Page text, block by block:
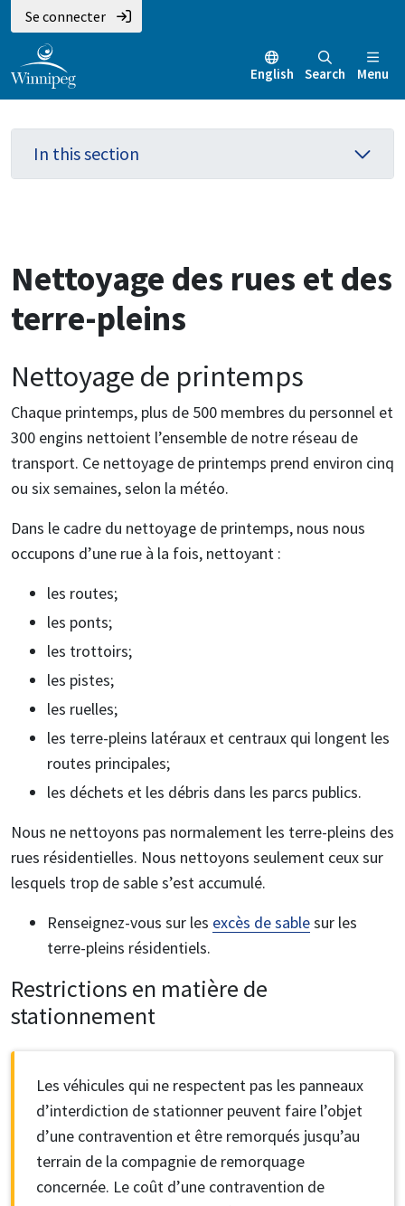
Aller
au
contenu
principal
Skip
to
main
menu
Skip
to
footer
Se connecter
English Search Menu
In this section
Nettoyage des rues et des
terre-pleins
Nettoyage de printemps
Chaque printemps, plus de 500 membres du personnel et
300 engins nettoient l’ensemble de notre réseau de
transport. Ce nettoyage de printemps prend environ cinq
ou six semaines, selon la météo.
Dans le cadre du nettoyage de printemps, nous nous
occupons d’une rue à la fois, nettoyant :
les routes;
les ponts;
les trottoirs;
les pistes;
les ruelles;
les terre-pleins latéraux et centraux qui longent les
routes principales;
les déchets et les débris dans les parcs publics.
Nous ne nettoyons pas normalement les terre-pleins des
rues résidentielles. Nous nettoyons seulement ceux sur
lesquels trop de sable s’est accumulé.
Renseignez-vous sur les excès de sablesur les
terre-pleins résidentiels.
Restrictions en matière de
stationnement
Les véhicules qui ne respectent pas les panneaux
d’interdiction de stationner peuvent faire l’objet
d’une contravention et être remorqués jusqu’au
terrain de la compagnie de remorquage
concernée. Le coût d’une contravention de